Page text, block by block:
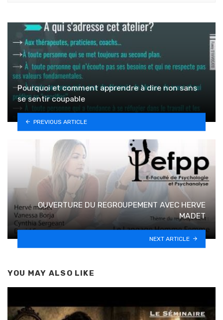
Pourquoi et comment apprendre à dire non sans
se sentir coupable
PREVIOUS ARTICLE
OUVERTURE DU REGROUPEMENT AVEC HERVE
MADET
NEXT ARTICLE
YOU MAY ALSO LIKE